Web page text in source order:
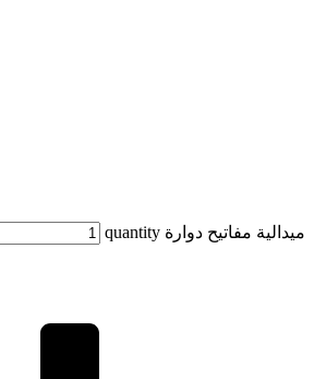
ميدالية مفاتيح دوارة quantity